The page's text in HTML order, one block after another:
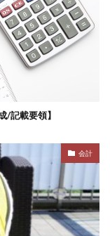
/記載要領】
会計